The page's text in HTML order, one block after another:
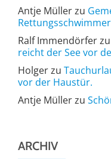
Antje Müllerzu
Ralf Immendörferzu
reicht der See vor
Holgerzu
vor der Haustür.
Antje Müllerzu
ARCHIV